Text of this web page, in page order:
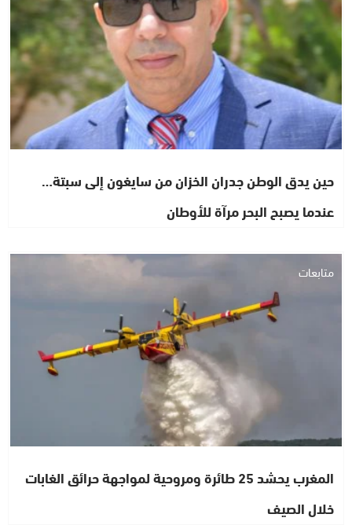
حين يدق الوطن جدران الخزان من سايغون إلى سبتة…
عندما يصبح البحر مرآة للأوطان
متابعات
المغرب يحشد 25 طائرة ومروحية لمواجهة حرائق الغابات
خلال الصيف